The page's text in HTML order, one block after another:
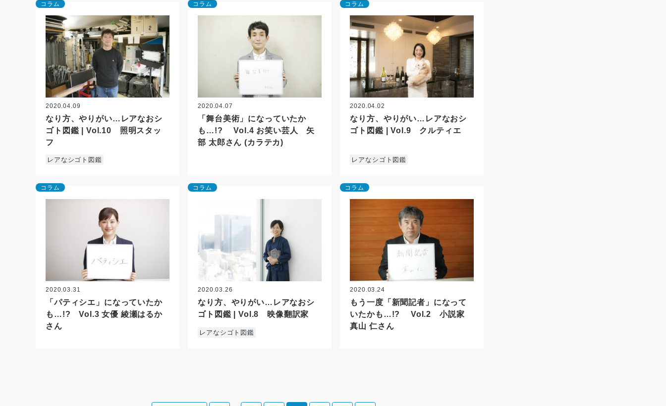
コラム
2020.04.09
なり方、やりがい…レアなおシ
ゴト図鑑 | Vol.10 照明スタッ
フ
レアなシゴト図鑑
コラム
2020.04.07
「舞台美術」になっていたか
も…!? Vol.4 お笑い芸人 矢
部 太郎さん (カラテカ)
コラム
2020.04.02
なり方、やりがい…レアなおシ
ゴト図鑑 | Vol.9 クルティエ
レアなシゴト図鑑
コラム
2020.03.31
「パティシエ」になっていたか
も…!? Vol.3 女優 綾瀬はるか
さん
コラム
2020.03.26
なり方、やりがい…レアなおシ
ゴト図鑑 | Vol.8 映像翻訳家
レアなシゴト図鑑
コラム
2020.03.24
もう一度「新聞記者」になって
いたかも…!? Vol.2 小説家
真山 仁さん